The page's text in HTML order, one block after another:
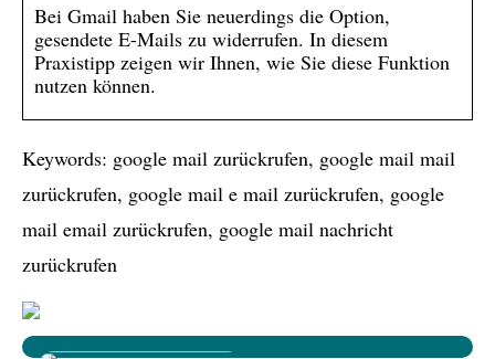
Bei Gmail haben Sie neuerdings die Option,
gesendete E-Mails zu widerrufen. In diesem
Praxistipp zeigen wir Ihnen, wie Sie diese Funktion
nutzen können.
Keywords: google mail zurückrufen, google mail mail
zurückrufen, google mail e mail zurückrufen, google
mail email zurückrufen, google mail nachricht
zurückrufen